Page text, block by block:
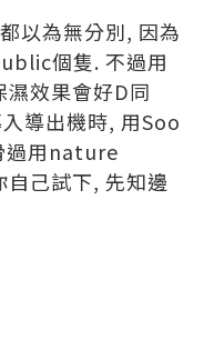
以為無分別, 因為
個隻. 不過用
效果會好D同
導出機時, 用Soo
過用nature
己試下, 先知邊